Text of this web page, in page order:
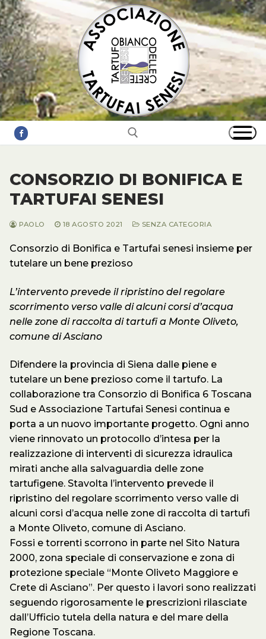
Vai
al
contenuto
Cerca:
CONSORZIO DI BONIFICA E
TARTUFAI SENESI
PAOLO 18 AGOSTO 2021 SENZA CATEGORIA
Consorzio di Bonifica e Tartufai senesi insieme per
tutelare un bene prezioso
L’intervento prevede il ripristino del regolare
scorrimento verso valle di alcuni corsi d’acqua
nelle zone di raccolta di tartufi a Monte Oliveto,
comune di Asciano
Difendere la provincia di Siena dalle piene e
tutelare un bene prezioso come il tartufo. La
collaborazione tra Consorzio di Bonifica 6 Toscana
Sud e Associazione Tartufai Senesi continua e
porta a un nuovo importante progetto. Ogni anno
viene rinnovato un protocollo d’intesa per la
realizzazione di interventi di sicurezza idraulica
mirati anche alla salvaguardia delle zone
tartufigene. Stavolta l’intervento prevede il
ripristino del regolare scorrimento verso valle di
alcuni corsi d’acqua nelle zone di raccolta di tartufi
a Monte Oliveto, comune di Asciano.
Fossi e torrenti scorrono in parte nel Sito Natura
2000, zona speciale di conservazione e zona di
protezione speciale “Monte Oliveto Maggiore e
Crete di Asciano”. Per questo i lavori sono realizzati
seguendo rigorosamente le prescrizioni rilasciate
dall’Ufficio tutela della natura e del mare della
Regione Toscana.